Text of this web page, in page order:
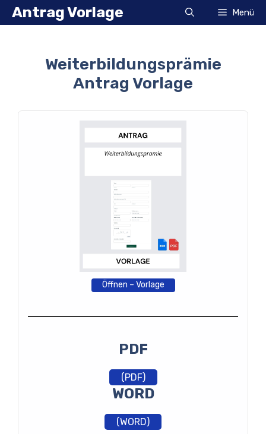
Zum
InhaltAntrag Vorlage Menü
Weiterbildungsprämie
Antrag Vorlage
Öffnen – Vorlage
PDF
(PDF)
WORD
(WORD)